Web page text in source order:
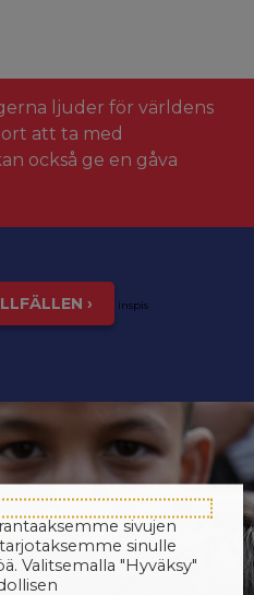
ljuder för världens
att ta med
också ge en gåva
› inspis
sivujen
sinulle
Valitsemalla "Hyväksy"